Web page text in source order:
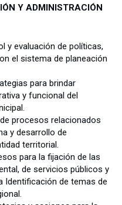
Y ADMINISTRACIÓN
y evaluación de políticas,
el sistema de planeación
para brindar
y funcional del
procesos relacionados
y desarrollo de
territorial.
para la fijación de las
de servicios públicos y
Identificación de temas de